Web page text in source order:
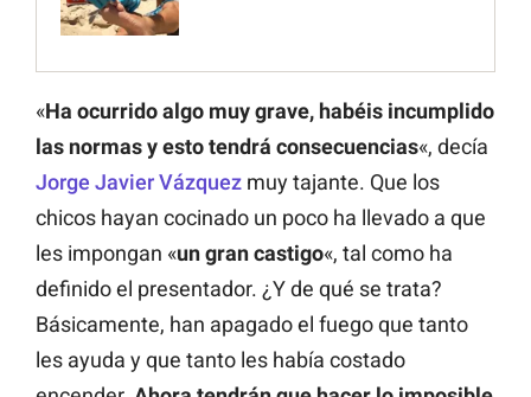
«Ha ocurrido algo muy grave, habéis incumplido
las normas y esto tendrá consecuencias«, decía
Jorge Javier Vázquez muy tajante. Que los
chicos hayan cocinado un poco ha llevado a que
les impongan «un gran castigo«, tal como ha
definido el presentador. ¿Y de qué se trata?
Básicamente, han apagado el fuego que tanto
les ayuda y que tanto les había costado